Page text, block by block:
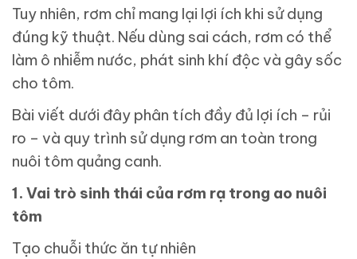
Tuy nhiên, rơm chỉ mang lại lợi ích khi sử dụng
đúng kỹ thuật. Nếu dùng sai cách, rơm có thể
làm ô nhiễm nước, phát sinh khí độc và gây sốc
cho tôm.
Bài viết dưới đây phân tích đầy đủ lợi ích – rủi
ro – và quy trình sử dụng rơm an toàn trong
nuôi tôm quảng canh.
1. Vai trò sinh thái của rơm rạ trong ao nuôi
tôm
Tạo chuỗi thức ăn tự nhiên